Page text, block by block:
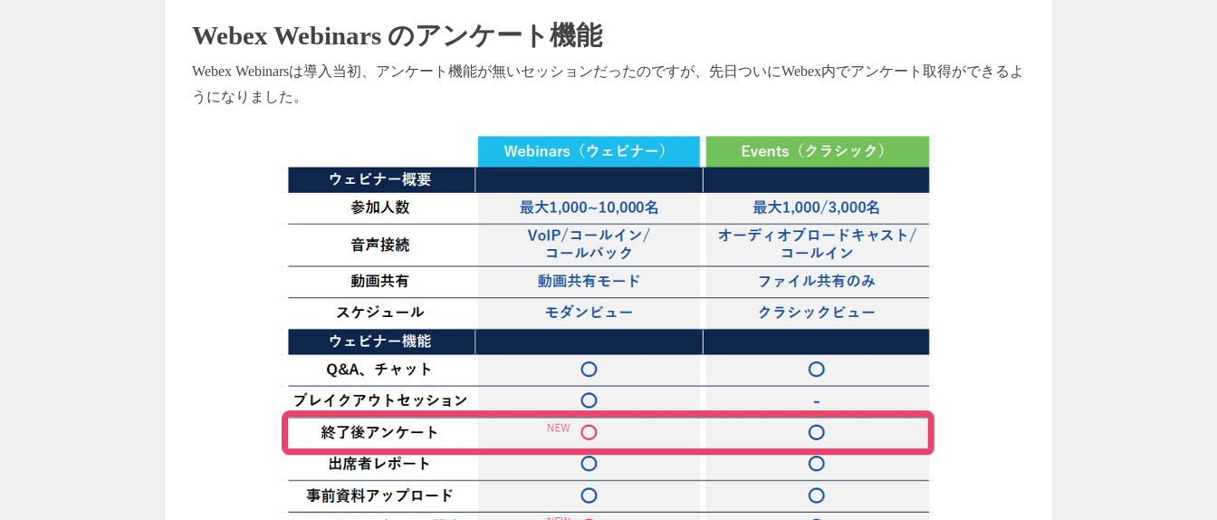
Webex Webinars のアンケート機能
Webex Webinarsは導入当初、アンケート機能が無いセッションだったのですが、先日ついにWebex内でアンケート取得ができるよ
うになりました。